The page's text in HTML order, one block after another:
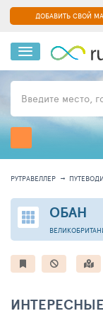
ДОБАВИТЬ СВОЙ
Введите место,
РУТРАВЕЛЛЕР
ОБАН